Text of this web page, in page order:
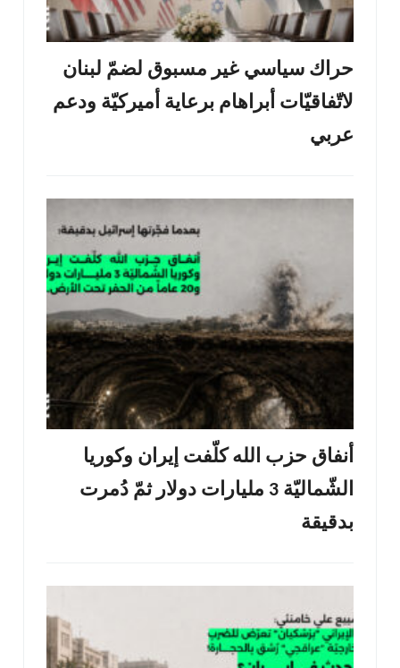
حراك سياسي غير مسبوق لضمّ لبنان
لاتّفاقيّات أبراهام برعاية أميركيّة ودعم
عربي
أنفاق حزب الله كلّفت إيران وكوريا
الشّماليّة 3 مليارات دولار ثمّ دُمرت
بدقيقة